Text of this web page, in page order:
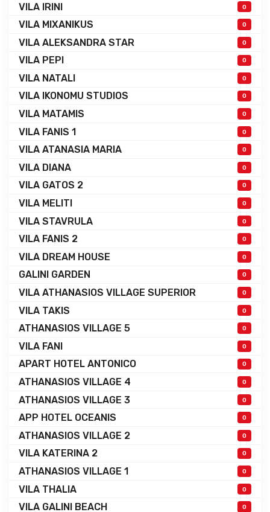
VILA IRINI 0
VILA MIXANIKUS 0
VILA ALEKSANDRA STAR 0
VILA PEPI 0
VILA NATALI 0
VILA IKONOMU STUDIOS 0
VILA MATAMIS 0
VILA FANIS 1 0
VILA ATANASIA MARIA 0
VILA DIANA 0
VILA GATOS 2 0
VILA MELITI 0
VILA STAVRULA 0
VILA FANIS 2 0
VILA DREAM HOUSE 0
GALINI GARDEN 0
VILA ATHANASIOS VILLAGE SUPERIOR 0
VILA TAKIS 0
ATHANASIOS VILLAGE 5 0
VILA FANI 0
APART HOTEL ANTONICO 0
ATHANASIOS VILLAGE 4 0
ATHANASIOS VILLAGE 3 0
APP HOTEL OCEANIS 0
ATHANASIOS VILLAGE 2 0
VILA KATERINA 2 0
ATHANASIOS VILLAGE 1 0
VILA THALIA 0
VILA GALINI BEACH 0